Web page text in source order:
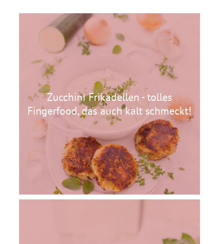
Zucchini Frikadellen - tolles
Fingerfood, das auch kalt schmeckt!